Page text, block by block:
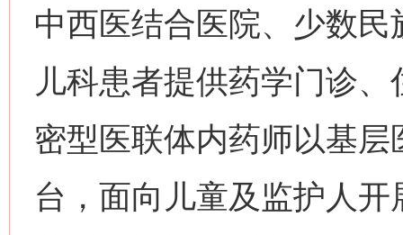
中西医结合医院、少数
儿科患者提供药学门诊
密型医联体内药师以基
台，面向儿童及监护人